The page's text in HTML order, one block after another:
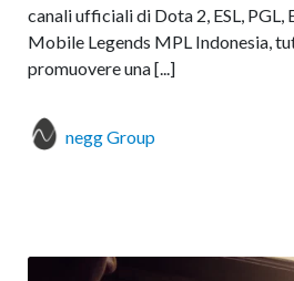
canali ufficiali di Dota 2, ESL, PGL,
Mobile Legends MPL Indonesia,
promuovere una [...]
negg Group